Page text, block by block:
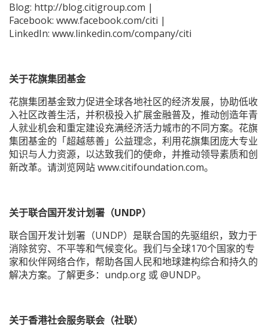
Blog: http://blog.citigroup.com |
Facebook: www.facebook.com/citi |
LinkedIn: www.linkedin.com/company/citi
关于花旗集团基金
花旗集团基金致力促进全球各地社区的经济发展，协助低收
入社区改善生活，并积极投入扩展金融普及，推动创造年青
人就业机会和重定建设充满经济活力城市的不同方案。花旗
集团基金的「超越慈善」公益理念，利用花旗集团庞大专业
知识与人力资源，以达致我们的使命，并推动领导素质和创
新改革。请浏览网站www.citifoundation.com。
关于联合国开发计划署（UNDP）
联合国开发计划署（UNDP）是联合国的先驱组织，致力于
消除贫穷、不平等和气候变化。我们与全球170个国家的专
家和伙伴网络合作，帮助各国人民和地球建构综合和持久的
解决方案。了解更多： undp.org 或@UNDP。
关于香港社会服务联会（社联）